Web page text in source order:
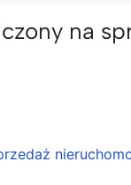
na